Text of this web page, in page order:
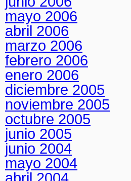
mayo 2006
abril 2006
marzo 2006
febrero 2006
enero 2006
diciembre 2005
noviembre 2005
octubre 2005
junio 2005
junio 2004
mayo 2004